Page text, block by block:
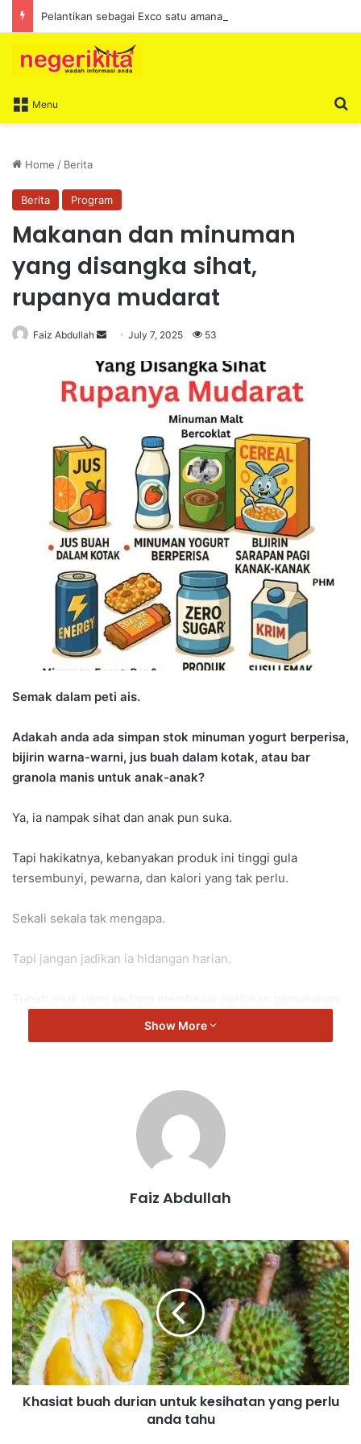
Menu
Home / Berita
Berita Program
Makanan dan minuman
yang disangka sihat,
rupanya mudarat
Faiz Abdullah
n
d
e
l
July 7, 2025 53
Semak dalam peti ais.
Adakah anda ada simpan stok minuman yogurt berperisa,
bijirin warna-warni, jus buah dalam kotak, atau bar
granola manis untuk anak-anak?
Ya, ia nampak sihat dan anak pun suka.
Tapi hakikatnya, kebanyakan produk ini tinggi gula
tersembunyi, pewarna, dan kalori yang tak perlu.
Sekali sekala tak mengapa.
Tapi jangan jadikan ia hidangan harian.
sebenar, bukan gula berbalut label “sihat”.
Show More
Faiz Abdullah
K
h
a
s
i
a
t
b
u
Khasiat buah durian untuk kesihatan yang perlu
anda tahu